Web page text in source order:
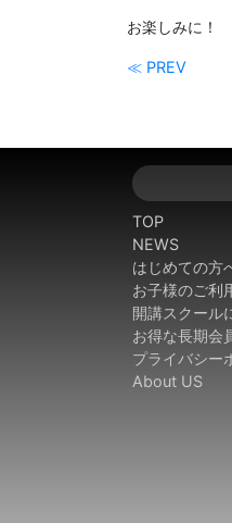
お楽しみに！
≪ PREV
TOP
NEWS
はじめての方
お子様のご利
開講スクール
お得な長期会
プライバシー
About US